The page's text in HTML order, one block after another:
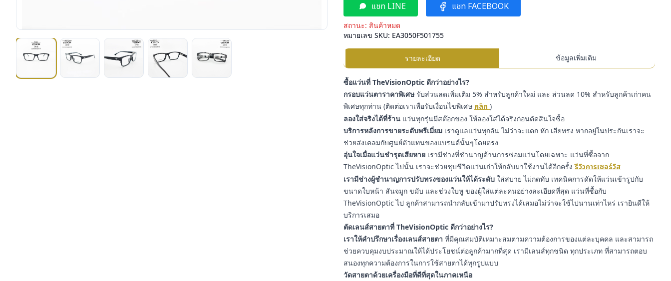
แชท LINE แชท FACEBOOK
สถานะ: สินค้าหมด
หมายเลข SKU: EA3050F501755
รายละเอียด ข้อมูลเพิ่มเติม
ซื้อแว่นที่ TheVisionOptic ดีกว่าอย่างไร?
กรอบแว่นตาราคาพิเศษ รับส่วนลดเพิ่มเติม 5% สำหรับลูกค้าใหม่ และ ส่วนลด 10% สำหรับลูกค้าเก่าคน
พิเศษทุกท่าน (ติดต่อเราเพื่อรับเงื่อนไขพิเศษ คลิก )
ลองใส่จริงได้ที่ร้าน แว่นทุกรุ่นมีสต๊อกของ ให้ลองใส่ได้จริงก่อนตัดสินใจซื้อ
บริการหลังการขายระดับพรีเมี่ยม เราดูแลแว่นทุกอัน ไม่ว่าจะแตก หัก เสียทรง หากอยู่ในประกันเราจะ
ช่วยส่งเคลมกับศูนย์ตัวแทนของแบรนด์นั้นๆโดยตรง
อุ่นใจเมื่อแว่นชำรุดเสียหาย เรามีช่างที่ชำนาญด้านการซ่อมแว่นโดยเฉพาะ แว่นที่ซื้อจาก
TheVisionOptic ไปนั้น เราจะช่วยชุบชีวิตแว่นเก่าให้กลับมาใช้งานได้อีกครั้งรีวิวการเซอร์วิส
เรามีช่างผู้ชำนาญการปรับทรงของแว่นให้ได้ระดับ ใส่สบาย ไม่กดทับ เทคนิคการดัดให้แว่นเข้ารูปกับ
ขนาดใบหน้า สันจมูก ขมับ และช่วงใบหู ของผู้ใส่แต่ละคนอย่างละเอียดที่สุด แว่นที่ซื้อกับ
TheVisionOptic ไป ลูกค้าสามารถนำกลับเข้ามาปรับทรงได้เสมอไม่ว่าจะใช้ไปนานเท่าไหร่ เรายินดีให้
บริการเสมอ
ตัดเลนส์สายตาที่ TheVisionOptic ดีกว่าอย่างไร?
เราให้คำปรึกษาเรื่องเลนส์สายตา ที่มีคุณสมบัติเหมาะสมตามความต้องการของแต่ละบุคคล และสามารถ
ช่วยควบคุมงบประมาณให้ได้ประโยชน์ต่อลูกค้ามากที่สุด เรามีเลนส์ทุกชนิด ทุกประเภท ที่สามารถตอบ
สนองทุกความต้องการในการใช้สายตาได้ทุกรูปแบบ
วัดสายตาด้วยเครื่องมือที่ดีที่สุดในภาคเหนือ